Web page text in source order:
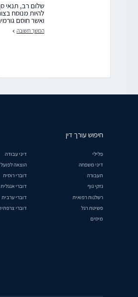
שלום רב, תנאי
להיות מנוסח
ואשר חוסם
המשך תשובה
חיפוש עורך דין
פלילי
דיני עבודה
דיני משפחה
הוצאה לפועל
תעבורה
דוברי רוסית
נזקי גוף
דוברי אנגלית
רשלנות רפואית
דוברי ערבית
פשיטת רגל
דוברי
מיסים